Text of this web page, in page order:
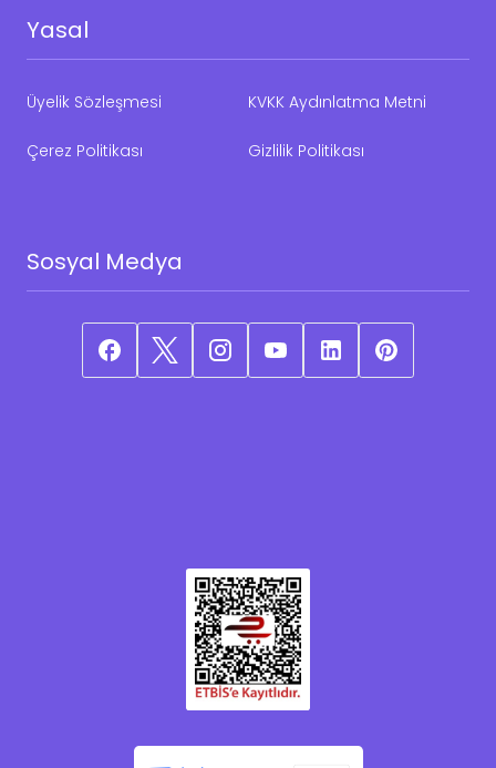
Yasal
Üyelik Sözleşmesi KVKK Aydınlatma Metni
Çerez Politikası Gizlilik Politikası
Sosyal Medya